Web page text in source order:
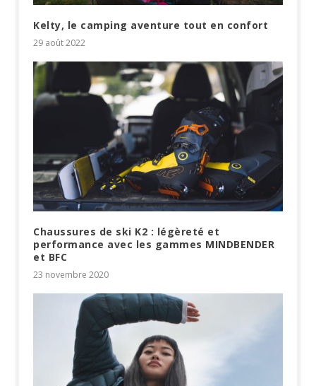
Kelty, le camping aventure tout en confort
29 août 2022
Chaussures de ski K2 : légèreté et
performance avec les gammes MINDBENDER
et BFC
23 novembre 2020